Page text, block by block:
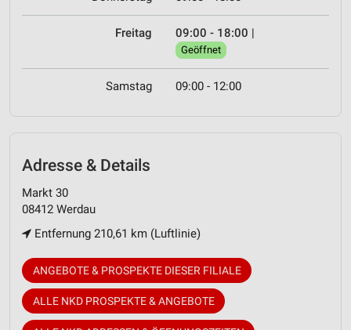
Freitag 09:00 - 18:00 |
Geöffnet
Samstag 09:00 - 12:00
Adresse & Details
Markt 30
08412 Werdau
Entfernung 210,61 km (Luftlinie)
ANGEBOTE & PROSPEKTE DIESER FILIALE
ALLE NKD PROSPEKTE & ANGEBOTE